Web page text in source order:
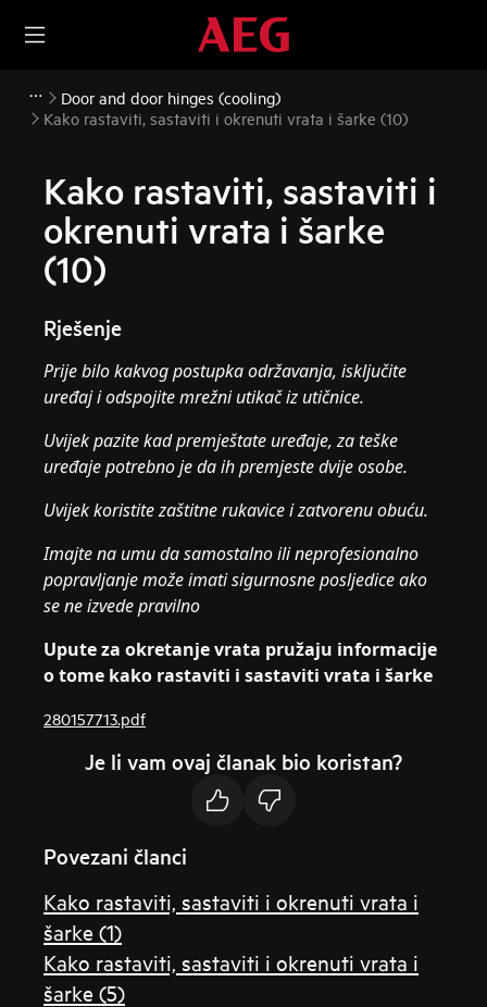
Door and door hinges (cooling)
Kako rastaviti, sastaviti i okrenuti vrata i šarke (10)
Kako rastaviti, sastaviti i
okrenuti vrata i šarke
(10)
Rješenje
Prije bilo kakvog postupka održavanja, isključite
uređaj i odspojite mrežni utikač iz utičnice.
Uvijek pazite kad premještate uređaje, za teške
uređaje potrebno je da ih premjeste dvije osobe.
Uvijek koristite zaštitne rukavice i zatvorenu obuću.
Imajte na umu da samostalno ili neprofesionalno
popravljanje može imati sigurnosne posljedice ako
se ne izvede pravilno
Upute za okretanje vrata pružaju informacije
o tome kako rastaviti i sastaviti vrata i šarke
280157713.pdf
Je li vam ovaj članak bio koristan?
Povezani članci
Kako rastaviti, sastaviti i okrenuti vrata i
šarke (1)
Kako rastaviti, sastaviti i okrenuti vrata i
šarke (5)